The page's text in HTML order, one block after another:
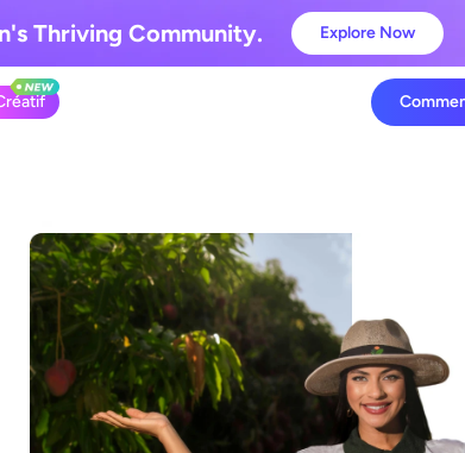
Thriving Community. Explore Now